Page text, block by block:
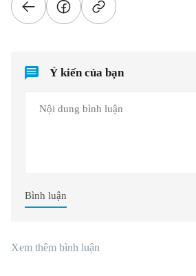
Ý kiến của bạn
Bình luận
Xem thêm bình luận